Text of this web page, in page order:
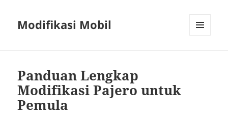
Modifikasi Mobil
Panduan Lengkap
Modifikasi Pajero untuk
Pemula